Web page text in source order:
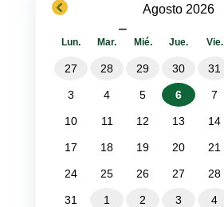
previous Agosto 2026
−
Lun. Mar. Mié. Jue. Vie.
27 28 29 30 31
3 4 5 6 7
10 11 12 13 14
17 18 19 20 21
24 25 26 27 28
31 1 2 3 4